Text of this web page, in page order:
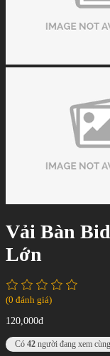
Vải Bàn
Lớn
(0 đánh giá)
120,000đ
Có 42 người đang xem